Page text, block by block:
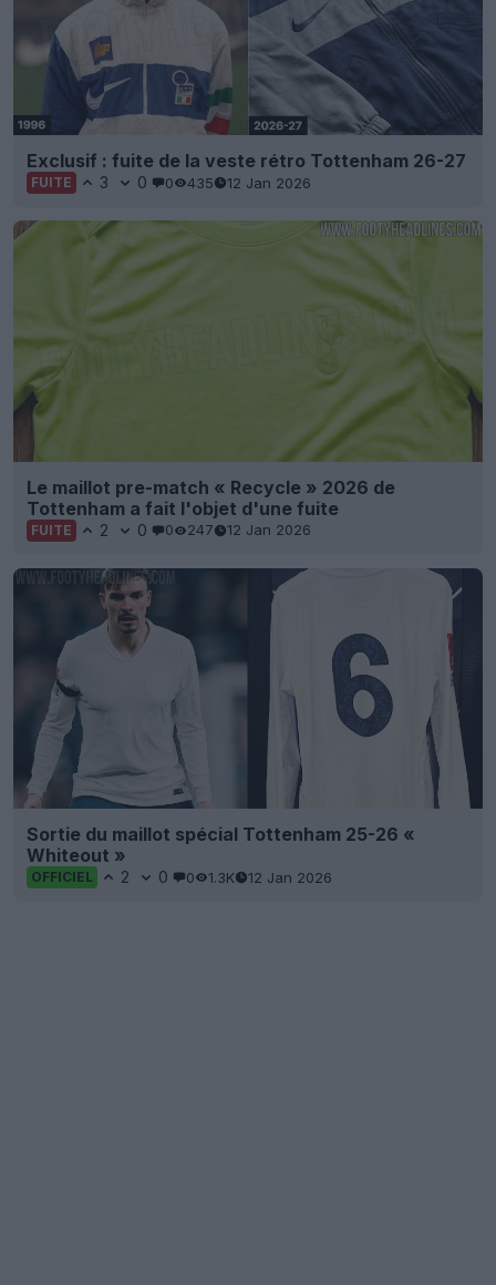
Exclusif : fuite de la veste rétro Tottenham 26-27
FUITE 3 0 0 435 12 Jan 2026
Le maillot pre-match « Recycle » 2026 de
Tottenham a fait l'objet d'une fuite
FUITE 2 0 0 247 12 Jan 2026
Sortie du maillot spécial Tottenham 25-26 «
Whiteout »
OFFICIEL 2 0 0 1.3K 12 Jan 2026